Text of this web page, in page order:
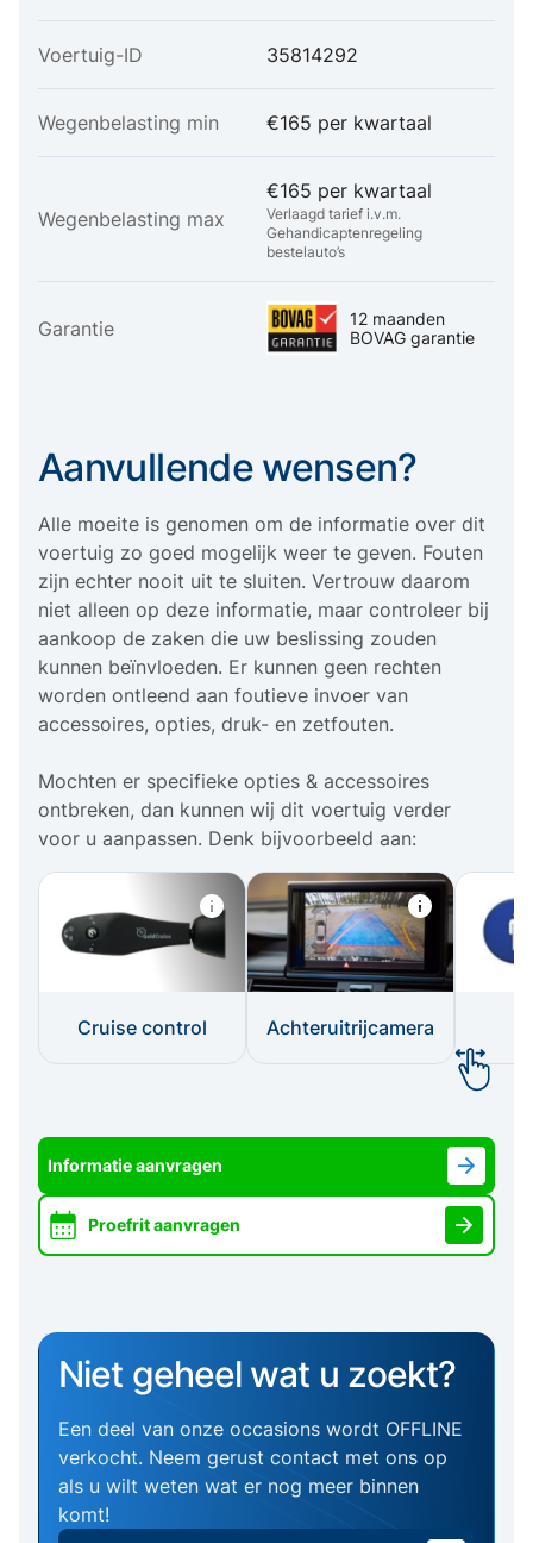
Voertuig-ID 35814292
Wegenbelasting min €165 per kwartaal
Wegenbelasting max
€165 per kwartaal
Verlaagd tarief i.v.m.
Gehandicaptenregeling
bestelauto’s
Garantie
12 maanden
BOVAG garantie
Aanvullende wensen?
Alle moeite is genomen om de informatie over dit
voertuig zo goed mogelijk weer te geven. Fouten
zijn echter nooit uit te sluiten. Vertrouw daarom
niet alleen op deze informatie, maar controleer bij
aankoop de zaken die uw beslissing zouden
kunnen beïnvloeden. Er kunnen geen rechten
worden ontleend aan foutieve invoer van
accessoires, opties, druk- en zetfouten.
Mochten er specifieke opties & accessoires
ontbreken, dan kunnen wij dit voertuig verder
voor u aanpassen. Denk bijvoorbeeld aan:
Cruise control Achteruitrijcamera
Informatie aanvragen
Proefrit aanvragen
Niet geheel wat u zoekt?
Een deel van onze occasions wordt OFFLINE
verkocht. Neem gerust contact met ons op
als u wilt weten wat er nog meer binnen
komt!